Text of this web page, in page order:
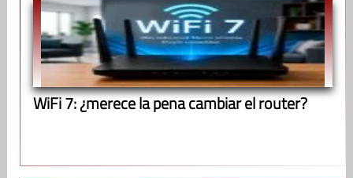
WiFi 7: ¿merece la pena cambiar el router?